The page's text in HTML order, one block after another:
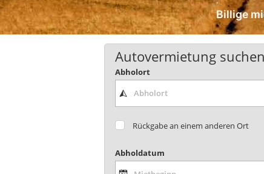
Billige
Autovermietung suchen
Abholort
Rückgabe an einem anderen Ort
Abholdatum